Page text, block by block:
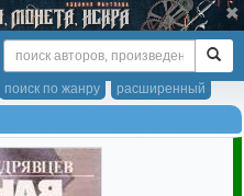
расширенный
поиск по жанру